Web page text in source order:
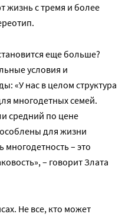
жизнь с тремя и более
еще больше?
условия и
«У нас в целом структура
многодетных семей.
средний по цене
для жизни
многодетность – это
– говорит Злата
Не все, кто может